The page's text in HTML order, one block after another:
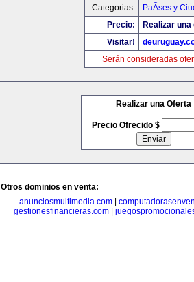
Categorias:
PaÃ­ses y
Precio:
Realizar
Visitar!
Serán consideradas
Realizar una Oferta
Precio Ofrecido $
Otros dominios en venta:
anunciosmultimedia.com
gestionesfinancieras.com